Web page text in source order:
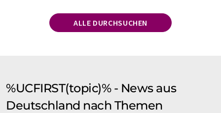
ALLE DURCHSUCHEN
%UCFIRST(topic)% - News aus
Deutschland nach Themen